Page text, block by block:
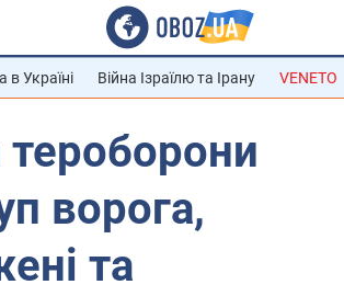
в Україні Війна Ізраїлю та Ірану VENETO
ворога,
та